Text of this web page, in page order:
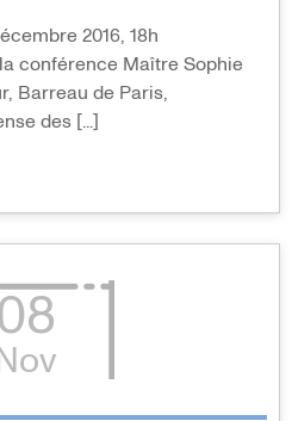
2016, 18h
conférence Maître Sophie
Barreau de Paris,
des [...]
Nov